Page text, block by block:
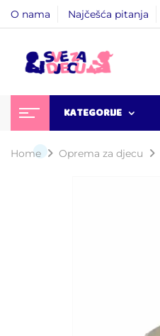
O nama Najčešća pitanja
KATEGORIJE
Home Oprema za djecu